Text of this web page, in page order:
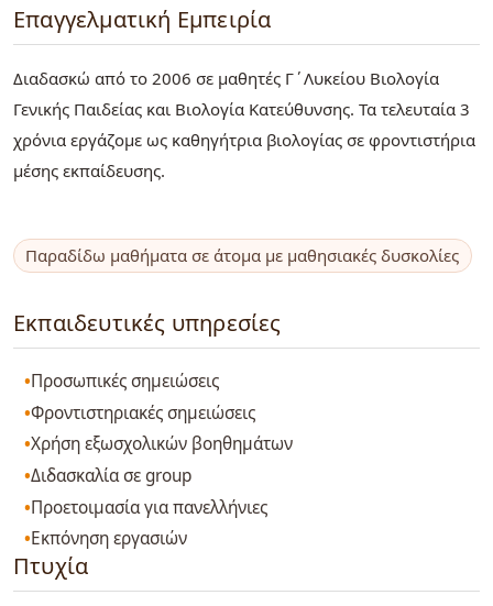
Επαγγελματική Εμπειρία
Διαδασκώ από το 2006 σε μαθητές Γ΄Λυκείου Βιολογία
Γενικής Παιδείας και Βιολογία Κατεύθυνσης. Τα τελευταία 3
χρόνια εργάζομε ως καθηγήτρια βιολογίας σε φροντιστήρια
μέσης εκπαίδευσης.
Παραδίδω μαθήματα σε άτομα με μαθησιακές δυσκολίες
Εκπαιδευτικές υπηρεσίες
Προσωπικές σημειώσεις
Φροντιστηριακές σημειώσεις
Χρήση εξωσχολικών βοηθημάτων
Διδασκαλία σε group
Προετοιμασία για πανελλήνιες
Εκπόνηση εργασιών
Πτυχία